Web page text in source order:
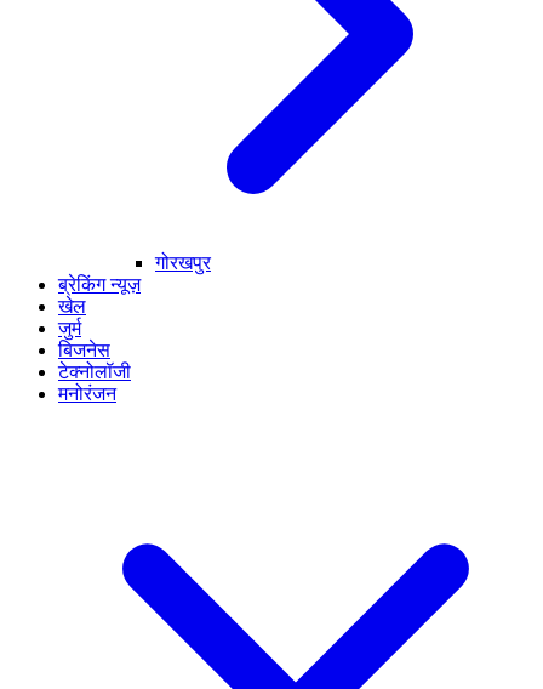
गोरखपुर
ब्रेकिंग न्यूज़
खेल
जुर्म
बिजनेस
टेक्नोलॉजी
मनोरंजन